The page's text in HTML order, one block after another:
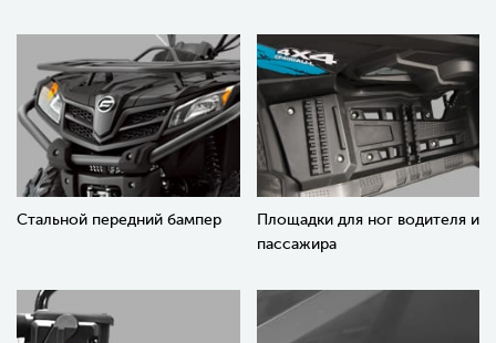
Стальной передний бампер
Площадки для ног водителя и
пассажира